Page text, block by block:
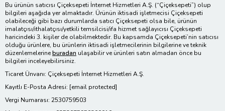
Bu ürünün satıcısı Çiçeksepeti İnternet Hizmetleri A.Ş. (“Çiçeksepeti”) olup
bilgileri aşağıda yer almaktadır. Ürünün iktisadi işletmecisi Çiçeksepeti
olabileceği gibi bazı durumlarda satıcı Çiçeksepeti olsa bile, ürünün
imalatçısı/ithalatçısı/yetkili temsilcisi/ifa hizmet sağlayıcısı Çiçeksepeti
haricindeki 3. kişiler de olabilmektedir. Bu kapsamda Çiçeksepeti’nin satıcısı
olduğu ürünlere, bu ürünlerin iktisadi işletmecilerinin bilgilerine ve teknik
düzenlemelerineburadan ulaşabilir ve ürünleri satın almadan önce bu
bilgileri inceleyebilirsiniz.
Ticaret Ünvanı: Çiçeksepeti İnternet Hizmetleri A.Ş.
Kayıtlı E-Posta Adresi: [email protected]
Vergi Numarası: 2530759503